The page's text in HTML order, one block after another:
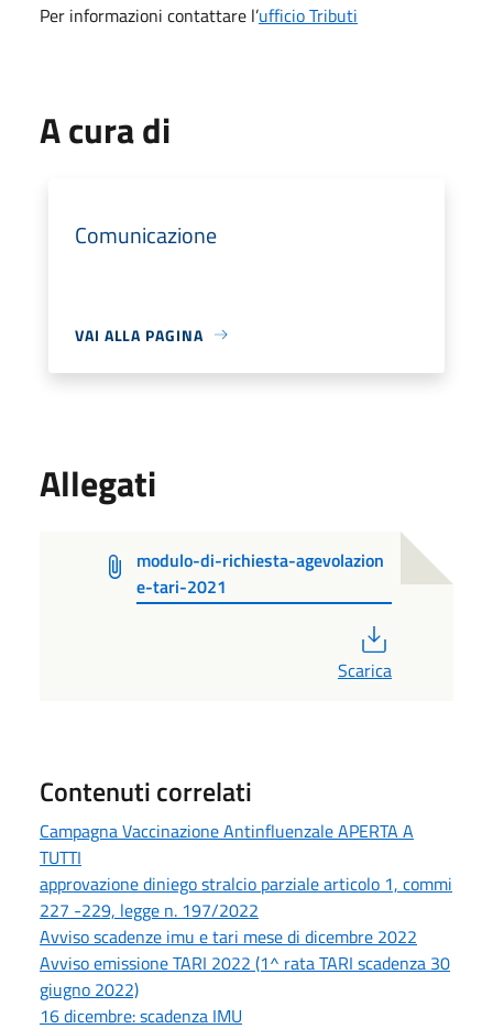
Per informazioni contattare l’ufficio Tributi
A cura di
Comunicazione
VAI ALLA PAGINA
Allegati
modulo-di-richiesta-agevolazion
e-tari-2021
Scarica
Contenuti correlati
Campagna Vaccinazione Antinfluenzale APERTA A
TUTTI
approvazione diniego stralcio parziale articolo 1, commi
227 -229, legge n. 197/2022
Avviso scadenze imu e tari mese di dicembre 2022
Avviso emissione TARI 2022 (1^ rata TARI scadenza 30
giugno 2022)
16 dicembre: scadenza IMU